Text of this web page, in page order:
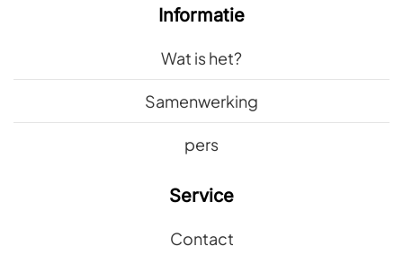
Informatie
Wat is het?
Samenwerking
pers
Service
Contact